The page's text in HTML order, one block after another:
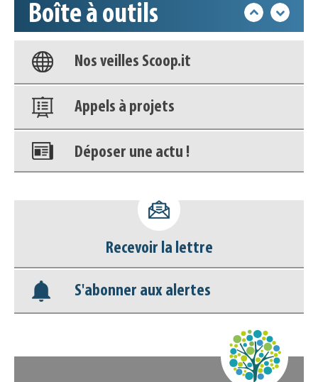
Boîte à outils
Base documentaire
Nos veilles Scoop.it
Appels à projets
Déposer une actu !
déconnecter)
Base documentaire
Nos veilles Scoop.it
Recevoir la lettre
S'abonner aux alertes